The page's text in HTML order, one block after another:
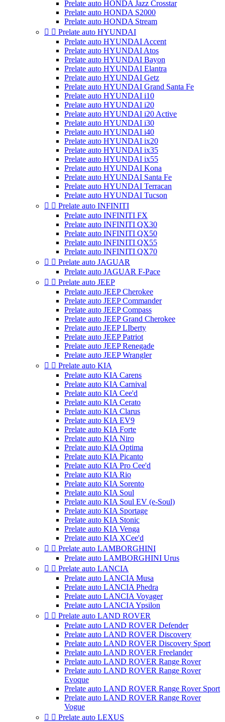
Prelate auto HONDA Jazz Crosstar
Prelate auto HONDA S2000
Prelate auto HONDA Stream
  Prelate auto HYUNDAI
Prelate auto HYUNDAI Accent
Prelate auto HYUNDAI Atos
Prelate auto HYUNDAI Bayon
Prelate auto HYUNDAI Elantra
Prelate auto HYUNDAI Getz
Prelate auto HYUNDAI Grand Santa Fe
Prelate auto HYUNDAI i10
Prelate auto HYUNDAI i20
Prelate auto HYUNDAI i20 Active
Prelate auto HYUNDAI i30
Prelate auto HYUNDAI i40
Prelate auto HYUNDAI ix20
Prelate auto HYUNDAI ix35
Prelate auto HYUNDAI ix55
Prelate auto HYUNDAI Kona
Prelate auto HYUNDAI Santa Fe
Prelate auto HYUNDAI Terracan
Prelate auto HYUNDAI Tucson
  Prelate auto INFINITI
Prelate auto INFINITI FX
Prelate auto INFINITI QX30
Prelate auto INFINITI QX50
Prelate auto INFINITI QX55
Prelate auto INFINITI QX70
  Prelate auto JAGUAR
Prelate auto JAGUAR F-Pace
  Prelate auto JEEP
Prelate auto JEEP Cherokee
Prelate auto JEEP Commander
Prelate auto JEEP Compass
Prelate auto JEEP Grand Cherokee
Prelate auto JEEP LIberty
Prelate auto JEEP Patriot
Prelate auto JEEP Renegade
Prelate auto JEEP Wrangler
  Prelate auto KIA
Prelate auto KIA Carens
Prelate auto KIA Carnival
Prelate auto KIA Cee'd
Prelate auto KIA Cerato
Prelate auto KIA Clarus
Prelate auto KIA EV9
Prelate auto KIA Forte
Prelate auto KIA Niro
Prelate auto KIA Optima
Prelate auto KIA Picanto
Prelate auto KIA Pro Cee'd
Prelate auto KIA Rio
Prelate auto KIA Sorento
Prelate auto KIA Soul
Prelate auto KIA Soul EV (e-Soul)
Prelate auto KIA Sportage
Prelate auto KIA Stonic
Prelate auto KIA Venga
Prelate auto KIA XCee'd
  Prelate auto LAMBORGHINI
Prelate auto LAMBORGHINI Urus
  Prelate auto LANCIA
Prelate auto LANCIA Musa
Prelate auto LANCIA Phedra
Prelate auto LANCIA Voyager
Prelate auto LANCIA Ypsilon
  Prelate auto LAND ROVER
Prelate auto LAND ROVER Defender
Prelate auto LAND ROVER Discovery
Prelate auto LAND ROVER Discovery Sport
Prelate auto LAND ROVER Freelander
Prelate auto LAND ROVER Range Rover
Prelate auto LAND ROVER Range Rover
Evoque
Prelate auto LAND ROVER Range Rover Sport
Prelate auto LAND ROVER Range Rover
Vogue
  Prelate auto LEXUS